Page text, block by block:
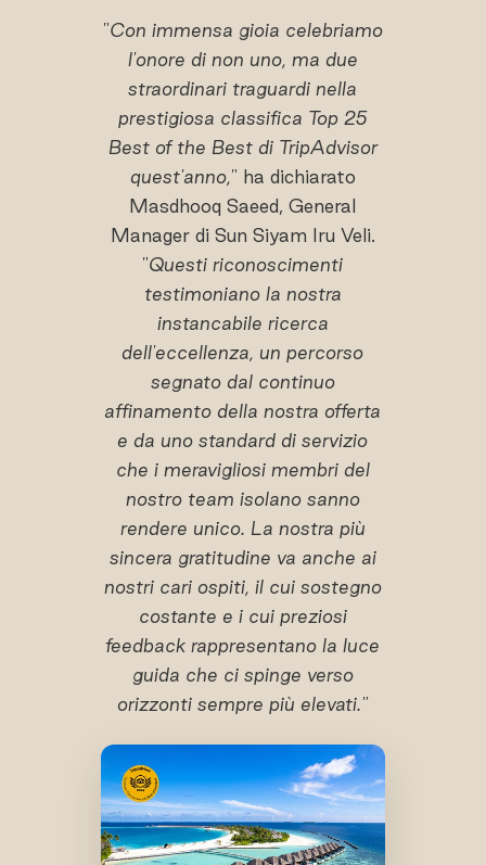
"Con immensa gioia celebriamo
l'onore di non uno, ma due
straordinari traguardi nella
prestigiosa classifica Top 25
Best of the Best di TripAdvisor
quest'anno," ha dichiarato
Masdhooq Saeed, General
Manager di Sun Siyam Iru Veli.
"Questi riconoscimenti
testimoniano la nostra
instancabile ricerca
dell'eccellenza, un percorso
segnato dal continuo
affinamento della nostra offerta
e da uno standard di servizio
che i meravigliosi membri del
nostro team isolano sanno
rendere unico. La nostra più
sincera gratitudine va anche ai
nostri cari ospiti, il cui sostegno
costante e i cui preziosi
feedback rappresentano la luce
guida che ci spinge verso
orizzonti sempre più elevati."